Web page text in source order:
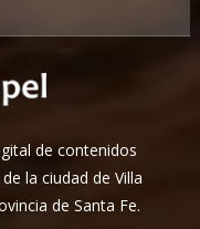
de contenidos
la ciudad de Villa
de Santa Fe.